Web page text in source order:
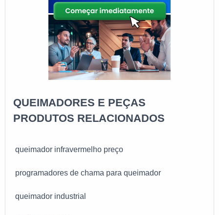
Nofor oferece a possibilidade de projetos
personalizados de peças e queimadores, de acordo
com a necessidade do cliente. Com um bom
atendimento e uma ampla capacidade de
exportação, a Nofor atende a todo o Brasil e exporta
para diversos países.
QUEIMADORES E PEÇAS
PRODUTOS RELACIONADOS
queimador infravermelho preço
programadores de chama para queimador
queimador industrial